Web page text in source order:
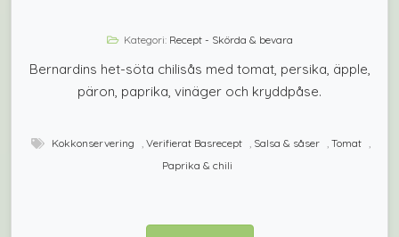
Kategori: Recept - Skörda & bevara
Bernardins het-söta chilisås med tomat, persika, äpple,
päron, paprika, vinäger och kryddpåse.
Kokkonservering , Verifierat Basrecept , Salsa & såser , Tomat ,
Paprika & chili